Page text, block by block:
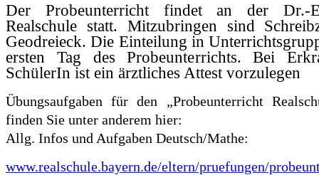
Der Probeunterricht findet an der Dr.-
Realschule statt. Mitzubringen sind
Geodreieck. Die Einteilung in
ersten Tag des Probeunterrichts. Bei
SchülerIn ist ein ärztliches Attest vorzulegen
Übungsaufgaben für den „Probeunterricht
finden Sie unter anderem hier:
Allg. Infos und Aufgaben Deutsch/Mathe:
www.realschule.bayern.de/eltern/pruefungen/